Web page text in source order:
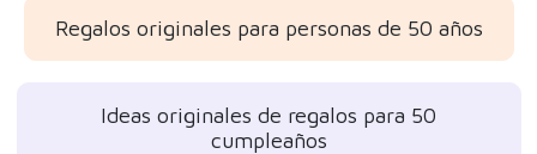
Regalos originales para personas de 50 años
Ideas originales de regalos para 50
cumpleaños